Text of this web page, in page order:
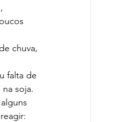
chuva,
falta de
soja.